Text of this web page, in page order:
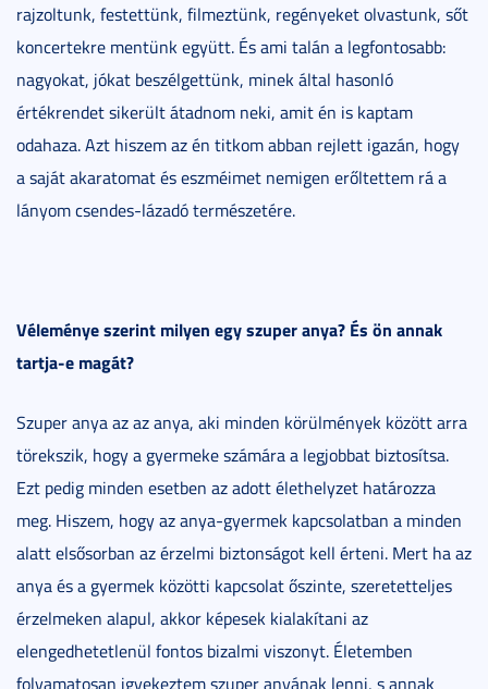
rajzoltunk, festettünk, filmeztünk, regényeket olvastunk, sőt
koncertekre mentünk együtt. És ami talán a legfontosabb:
nagyokat, jókat beszélgettünk, minek által hasonló
értékrendet sikerült átadnom neki, amit én is kaptam
odahaza. Azt hiszem az én titkom abban rejlett igazán, hogy
a saját akaratomat és eszméimet nemigen erőltettem rá a
lányom csendes-lázadó természetére.
Véleménye szerint milyen egy szuper anya? És ön annak
tartja-e magát?
Szuper anya az az anya, aki minden körülmények között arra
törekszik, hogy a gyermeke számára a legjobbat biztosítsa.
Ezt pedig minden esetben az adott élethelyzet határozza
meg. Hiszem, hogy az anya-gyermek kapcsolatban a minden
alatt elsősorban az érzelmi biztonságot kell érteni. Mert ha az
anya és a gyermek közötti kapcsolat őszinte, szeretetteljes
érzelmeken alapul, akkor képesek kialakítani az
elengedhetetlenül fontos bizalmi viszonyt. Életemben
folyamatosan igyekeztem szuper anyának lenni, s annak